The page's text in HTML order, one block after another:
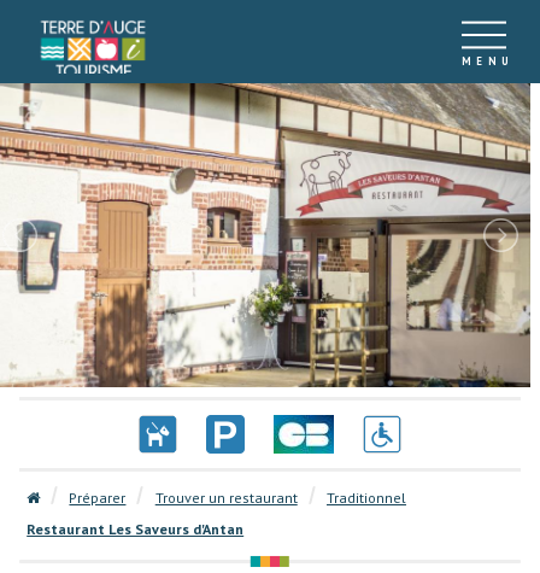
Préparer Trouver un restaurant
Traditionnel
Restaurant Les Saveurs d'Antan